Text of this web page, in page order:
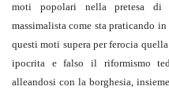
moti popolari nella pretesa di
massimalista come sta praticando
questi moti supera per ferocia
ipocrita e falso il riformismo
alleandosi con la borghesia,